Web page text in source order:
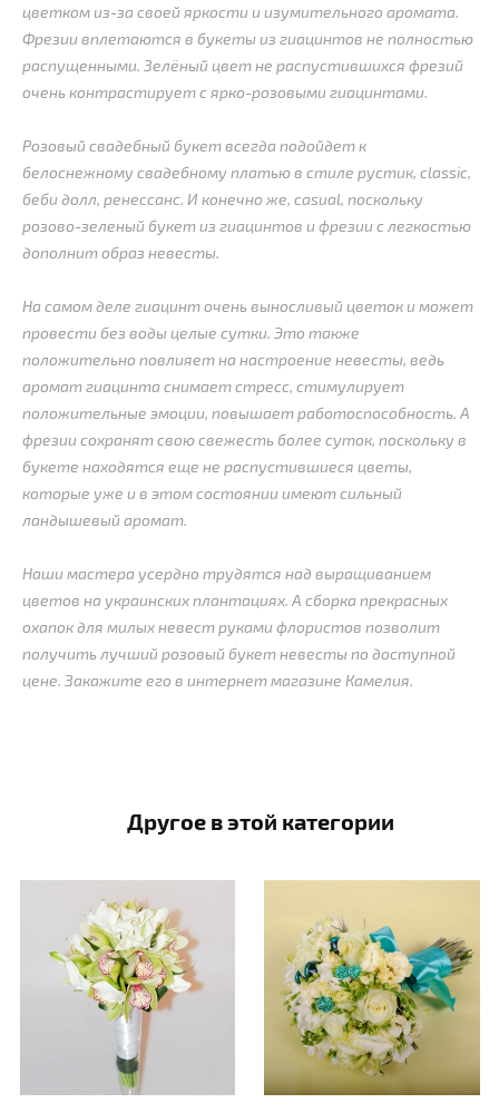
цветком из-за своей яркости и изумительного аромата.
Фрезии вплетаются в букеты из гиацинтов не полностью
распущенными. Зелёный цвет не распустившихся фрезий
очень контрастирует с ярко-розовыми гиацинтами.
Розовый свадебный букет всегда подойдет к
белоснежному свадебному платью в стиле рустик, classic,
беби долл, ренессанс. И конечно же, casual, поскольку
розово-зеленый букет из гиацинтов и фрезии с легкостью
дополнит образ невесты.
На самом деле гиацинт очень выносливый цветок и может
провести без воды целые сутки. Это также
положительно повлияет на настроение невесты, ведь
аромат гиацинта снимает стресс, стимулирует
положительные эмоции, повышает работоспособность. А
фрезии сохранят свою свежесть более суток, поскольку в
букете находятся еще не распустившиеся цветы,
которые уже и в этом состоянии имеют сильный
ландышевый аромат.
Наши мастера усердно трудятся над выращиванием
цветов на украинских плантациях. А сборка прекрасных
охапок для милых невест руками флористов позволит
получить лучший розовый букет невесты по доступной
цене. Закажите его в интернет магазине Камелия.
Другое в этой категории